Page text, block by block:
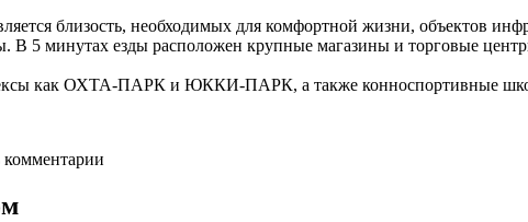
близость, необходимых для комфортной жизни, объектов
В 5 минутах езды расположен крупные магазины и
как ОХТА-ПАРК и ЮККИ-ПАРК, а также конноспортивные
комментарии